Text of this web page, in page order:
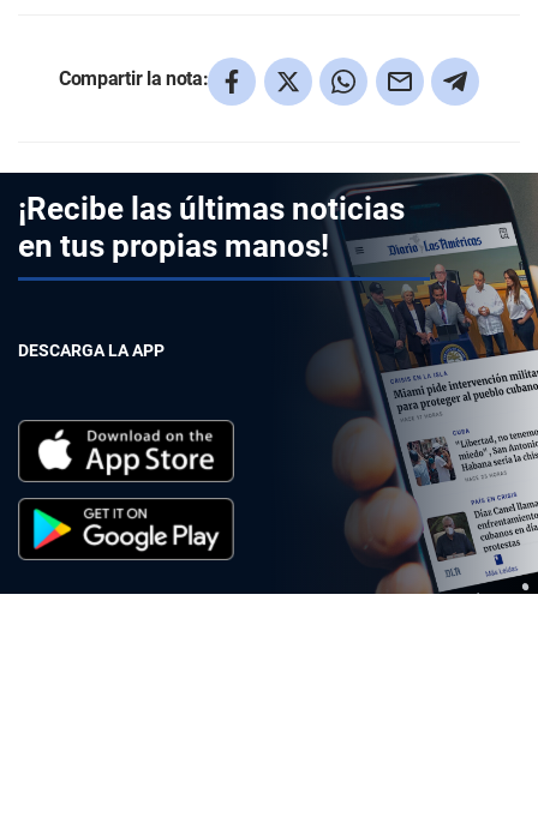
Compartir la nota:
¡Recibe las últimas noticias
en tus propias manos!
DESCARGA LA APP